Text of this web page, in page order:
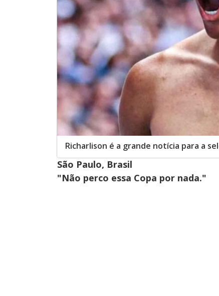
Richarlison é a grande notícia para a
São Paulo, Brasil
"Não perco essa Copa por nada."